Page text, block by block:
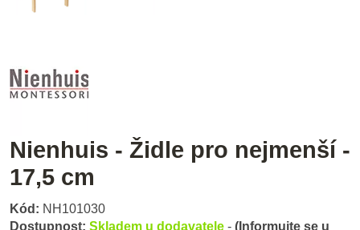
Nienhuis - Židle pro nejmenší -
17,5 cm
Kód: NH101030
Dostupnost: Skladem u dodavatele - (Informujte se u